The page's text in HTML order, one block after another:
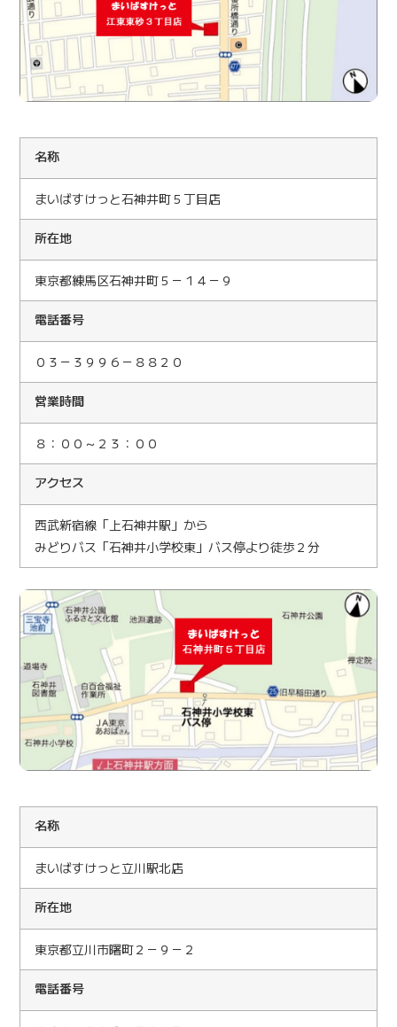
名称
まいばすけっと石神井町５丁目店
所在地
東京都練馬区石神井町５－１４－９
電話番号
０３－３９９６－８８２０
営業時間
８：００～２３：００
アクセス
西武新宿線「上石神井駅」から
みどりバス「石神井小学校東」バス停より徒歩２分
名称
まいばすけっと立川駅北店
所在地
東京都立川市曙町２－９－２
電話番号